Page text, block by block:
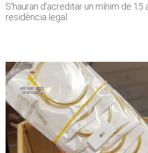
S'hauran d'acreditar un mínim de 15
residència legal